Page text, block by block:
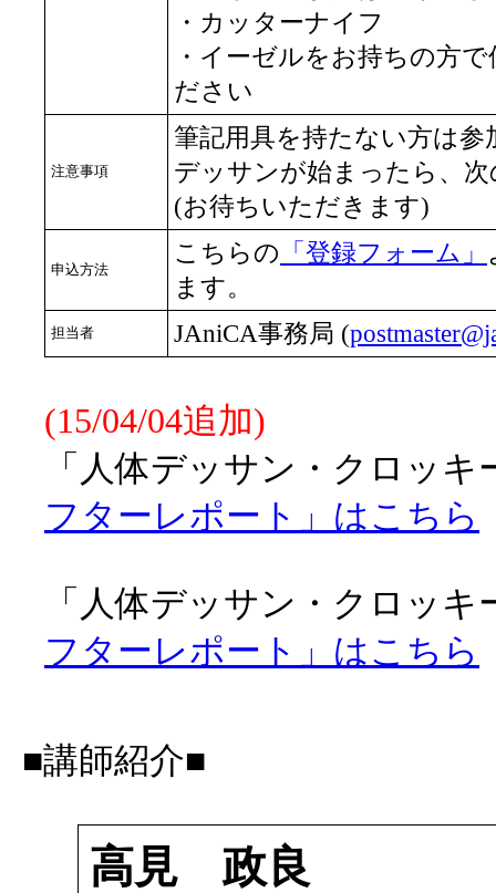
・カッターナイフ
・イーゼルをお持ちの方
ださい
注意事項
筆記用具を持たない方は参
デッサンが始まったら、
(お待ちいただきます)
申込方法
こちらの 「登録フォーム」
ます。
担当者 JAniCA事務局 (
(15/04/04追加)
「人体デッサン・クロッキ
フターレポート」はこちら
「人体デッサン・クロッキ
フターレポート」はこちら
■講師紹介■
高見 政良